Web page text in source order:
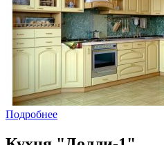
Подробнее